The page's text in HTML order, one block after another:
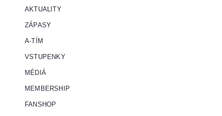
AKTUALITY
ZÁPASY
A-TÍM
VSTUPENKY
MÉDIÁ
MEMBERSHIP
FANSHOP